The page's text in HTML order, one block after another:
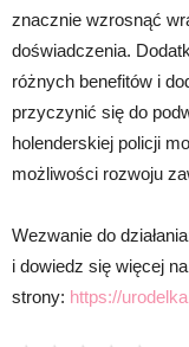
znacznie wzrosnąć
doświadczenia.
różnych benefitów i
przyczynić się do
holenderskiej policji
możliwości rozwoju
Wezwanie do
i dowiedz się więcej
strony: https://